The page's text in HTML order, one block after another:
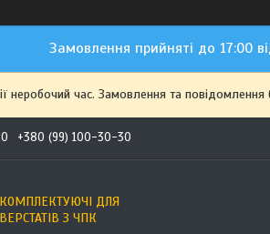
Замовлення прийняті до 17:00
неробочий час. Замовлення та
+380 (99) 100-30-30
КОМПЛЕКТУЮЧІ ДЛЯ
ВЕРСТАТІВ З ЧПК